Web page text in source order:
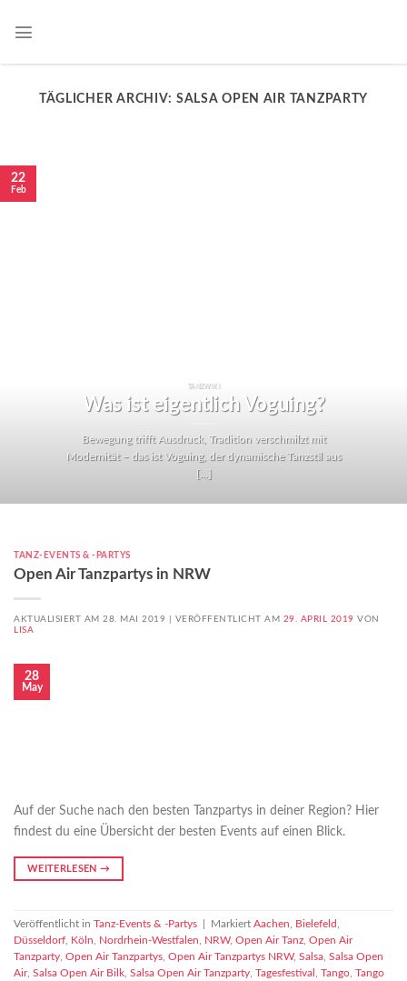
TÄGLICHER ARCHIV: SALSA OPEN AIR TANZPARTY
TANZWIKI
Was ist eigentlich Voguing?
Bewegung trifft Ausdruck, Tradition verschmilzt mit
Modernität – das ist Voguing, der dynamische Tanzstil aus
[...]
22
Feb
TANZ-EVENTS & -PARTYS
Open Air Tanzpartys in NRW
AKTUALISIERT AM 28. MAI 2019 | VERÖFFENTLICHT AM 29. APRIL 2019 VON
LISA
28
May
Auf der Suche nach den besten Tanzpartys in deiner Region? Hier
findest du eine Übersicht der besten Events auf einen Blick.
WEITERLESEN →
Veröffentlicht in Tanz-Events & -Partys Markiert Aachen Bielefeld
Düsseldorf
Köln Nordrhein-Westfalen NRW, Open Air Tanz Open Air
Tanzparty Open Air Tanzpartys Open Air Tanzpartys NRW, Salsa Salsa Open
Air, Salsa Open Air Bilk Salsa Open Air Tanzparty Tagesfestival Tango Tango